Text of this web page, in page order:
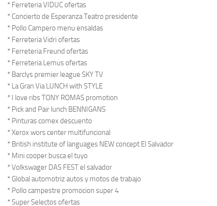
* Ferreteria VIDUC ofertas
* Concierto de Esperanza Teatro presidente
* Pollo Campero menu ensaldas
* Ferreteria Vidri ofertas
* Ferreteria Freund ofertas
* Ferreteria Lemus ofertas
* Barclys premier league SKY TV
* La Gran Via LUNCH with STYLE
* I love ribs TONY ROMAS promotion
* Pick and Pair lunch BENNIGANS
* Pinturas comex descuento
* Xerox wors center multifuncional
* British institute of languages NEW concept El Salvador
* Mini cooper busca el tuyo
* Volkswager DAS FEST el salvador
* Global automotriz autos y motos de trabajo
* Pollo campestre promocion super 4
* Super Selectos ofertas